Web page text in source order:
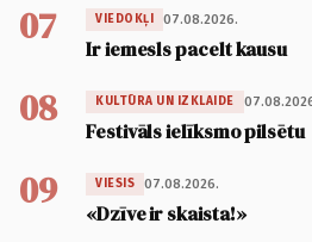
07 VIEDOKĻI 07.08.2026.
Ir iemesls pacelt kausu
08 KULTŪRA UN IZKLAIDE
Festivāls ielīksmo pilsētu
09 VIESIS 07.08.2026.
«Dzīve ir skaista!»